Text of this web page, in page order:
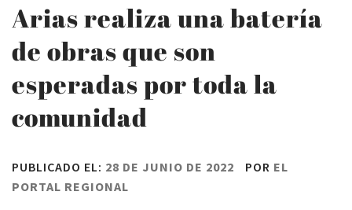
Arias realiza una batería
de obras que son
esperadas por toda la
comunidad
PUBLICADO EL: 28 DE JUNIO DE 2022 POR EL
PORTAL REGIONAL